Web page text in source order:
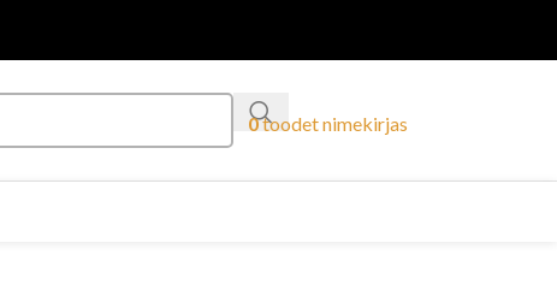
0toodetnimekirjas